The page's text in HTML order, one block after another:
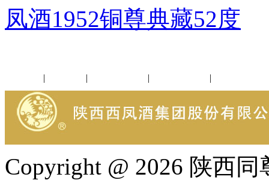
凤酒1952铜尊典藏52度
| | | |
Copyright @ 2026 陕西